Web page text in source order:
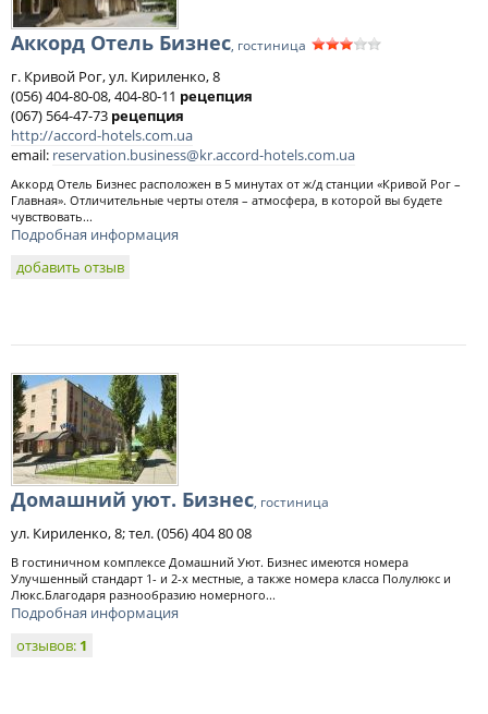
Аккорд Отель Бизнес, гостиница
г. Кривой Рог, ул. Кириленко, 8
(056) 404-80-08, 404-80-11 рецепция
(067) 564-47-73 рецепция
http://accord-hotels.com.ua
email: reservation.business@kr.accord-hotels.com.ua
Аккорд Отель Бизнес расположен в 5 минутах от ж/д станции «Кривой Рог –
Главная». Отличительные черты отеля – атмосфера, в которой вы будете
чувствовать...
Подробная информация
добавить отзыв
Домашний уют. Бизнес, гостиница
ул. Кириленко, 8; тел. (056) 404 80 08
В гостиничном комплексе Домашний Уют. Бизнес имеются номера
Улучшенный стандарт 1- и 2-х местные, а также номера класса Полулюкс и
Люкс.Благодаря разнообразию номерного...
Подробная информация
отзывов: 1